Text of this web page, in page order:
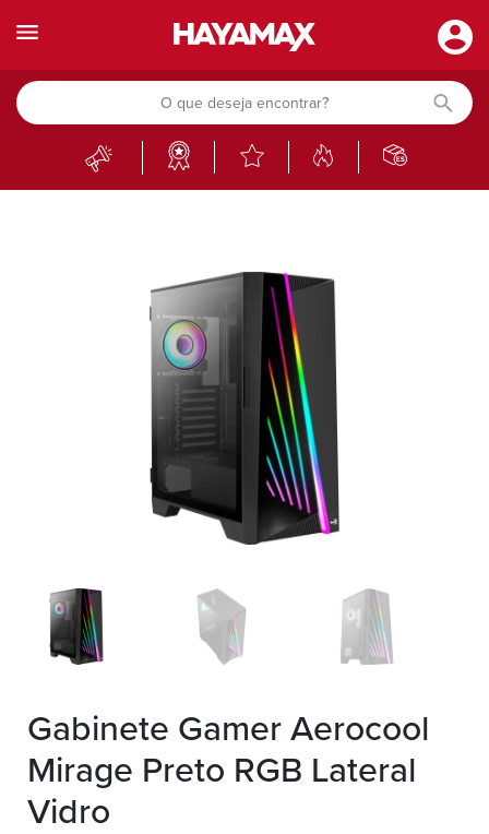
Gabinete Gamer Aerocool
Mirage Preto RGB Lateral
Vidro